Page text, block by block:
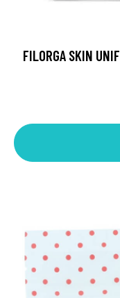
FILORGA SKIN